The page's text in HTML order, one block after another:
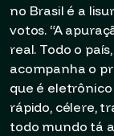
no Brasil é a
votos. “A
real. Todo o
acompanha o
que é
rápido, célere,
todo mundo tá